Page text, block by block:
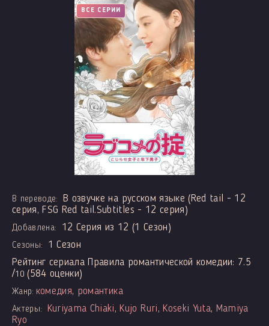
ВСЕ СЕРИИ
В переводе:
В озвучке на русском языке (Red tail - 12
серия, FSG Red tail.Subtitles - 12 серия)
Добавлена: 12 Серия из 12 (1 Сезон)
Сезоны:
1 Сезон
Рейтинг сериала Правила романтической комедии: 7.5
/10 (584 оценки)
Жанр: комедия, романтика
Актеры: Kuriyama Chiaki, Kujo Ruri, Koseki Yuta, Mamiya
Ryo